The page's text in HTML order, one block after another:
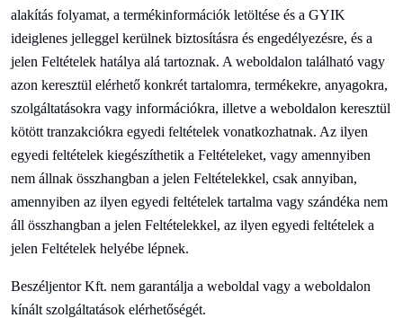
alakítás folyamat, a termékinformációk letöltése és a GYIK
ideiglenes jelleggel kerülnek biztosításra és engedélyezésre, és a
jelen Feltételek hatálya alá tartoznak. A weboldalon található vagy
azon keresztül elérhető konkrét tartalomra, termékekre, anyagokra,
szolgáltatásokra vagy információkra, illetve a weboldalon keresztül
kötött tranzakciókra egyedi feltételek vonatkozhatnak. Az ilyen
egyedi feltételek kiegészíthetik a Feltételeket, vagy amennyiben
nem állnak összhangban a jelen Feltételekkel, csak annyiban,
amennyiben az ilyen egyedi feltételek tartalma vagy szándéka nem
áll összhangban a jelen Feltételekkel, az ilyen egyedi feltételek a
jelen Feltételek helyébe lépnek.
Beszéljentor Kft. nem garantálja a weboldal vagy a weboldalon
kínált szolgáltatások elérhetőségét.